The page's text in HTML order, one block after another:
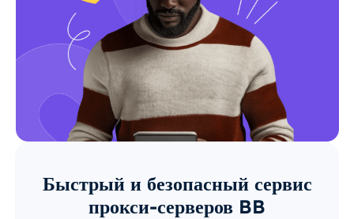
Быстрый и безопасный сервис
прокси-серверов BB